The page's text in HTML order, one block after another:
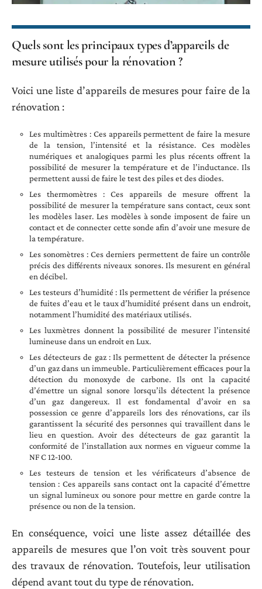
Quels sont les principaux types d’appareils de
mesure utilisés pour la rénovation ?
Voici une liste d’appareils de mesures pour faire de la
rénovation :
Les multimètres : Ces appareils permettent de faire la mesure
de la tension, l’intensité et la résistance. Ces modèles
numériques et analogiques parmi les plus récents offrent la
possibilité de mesurer la température et de l’inductance. Ils
permettent aussi de faire le test des piles et des diodes.
Les thermomètres : Ces appareils de mesure offrent la
possibilité de mesurer la température sans contact, ceux sont
les modèles laser. Les modèles à sonde imposent de faire un
contact et de connecter cette sonde afin d’avoir une mesure de
la température.
Les sonomètres : Ces derniers permettent de faire un contrôle
précis des différents niveaux sonores. Ils mesurent en général
en décibel.
Les testeurs d’humidité : Ils permettent de vérifier la présence
de fuites d’eau et le taux d’humidité présent dans un endroit,
notamment l’humidité des matériaux utilisés.
Les luxmètres donnent la possibilité de mesurer l’intensité
lumineuse dans un endroit en Lux.
Les détecteurs de gaz : Ils permettent de détecter la présence
d’un gaz dans un immeuble. Particulièrement efficaces pour la
détection du monoxyde de carbone. Ils ont la capacité
d’émettre un signal sonore lorsqu’ils détectent la présence
d’un gaz dangereux. Il est fondamental d’avoir en sa
possession ce genre d’appareils lors des rénovations, car ils
garantissent la sécurité des personnes qui travaillent dans le
lieu en question. Avoir des détecteurs de gaz garantit la
conformité de l’installation aux normes en vigueur comme la
NF C 12‑100.
Les testeurs de tension et les vérificateurs d’absence de
tension : Ces appareils sans contact ont la capacité d’émettre
un signal lumineux ou sonore pour mettre en garde contre la
présence ou non de la tension.
En conséquence, voici une liste assez détaillée des
appareils de mesures que l’on voit très souvent pour
des travaux de rénovation. Toutefois, leur utilisation
dépend avant tout du type de rénovation.